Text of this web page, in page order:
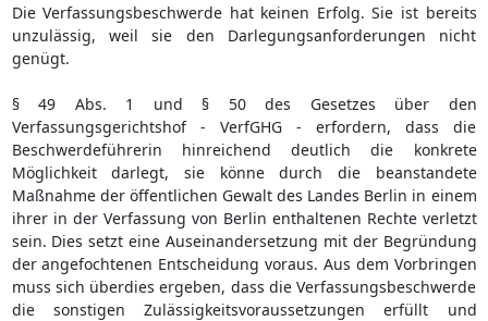
Die Verfassungsbeschwerde hat keinen Erfolg. Sie ist bereits
unzulässig, weil sie den Darlegungsanforderungen nicht
genügt.
§ 49 Abs. 1 und § 50 des Gesetzes über den
Verfassungsgerichtshof - VerfGHG - erfordern, dass die
Beschwerdeführerin hinreichend deutlich die konkrete
Möglichkeit darlegt, sie könne durch die beanstandete
Maßnahme der öffentlichen Gewalt des Landes Berlin in einem
ihrer in der Verfassung von Berlin enthaltenen Rechte verletzt
sein. Dies setzt eine Auseinandersetzung mit der Begründung
der angefochtenen Entscheidung voraus. Aus dem Vorbringen
muss sich überdies ergeben, dass die Verfassungsbeschwerde
die sonstigen Zulässigkeitsvoraussetzungen erfüllt und